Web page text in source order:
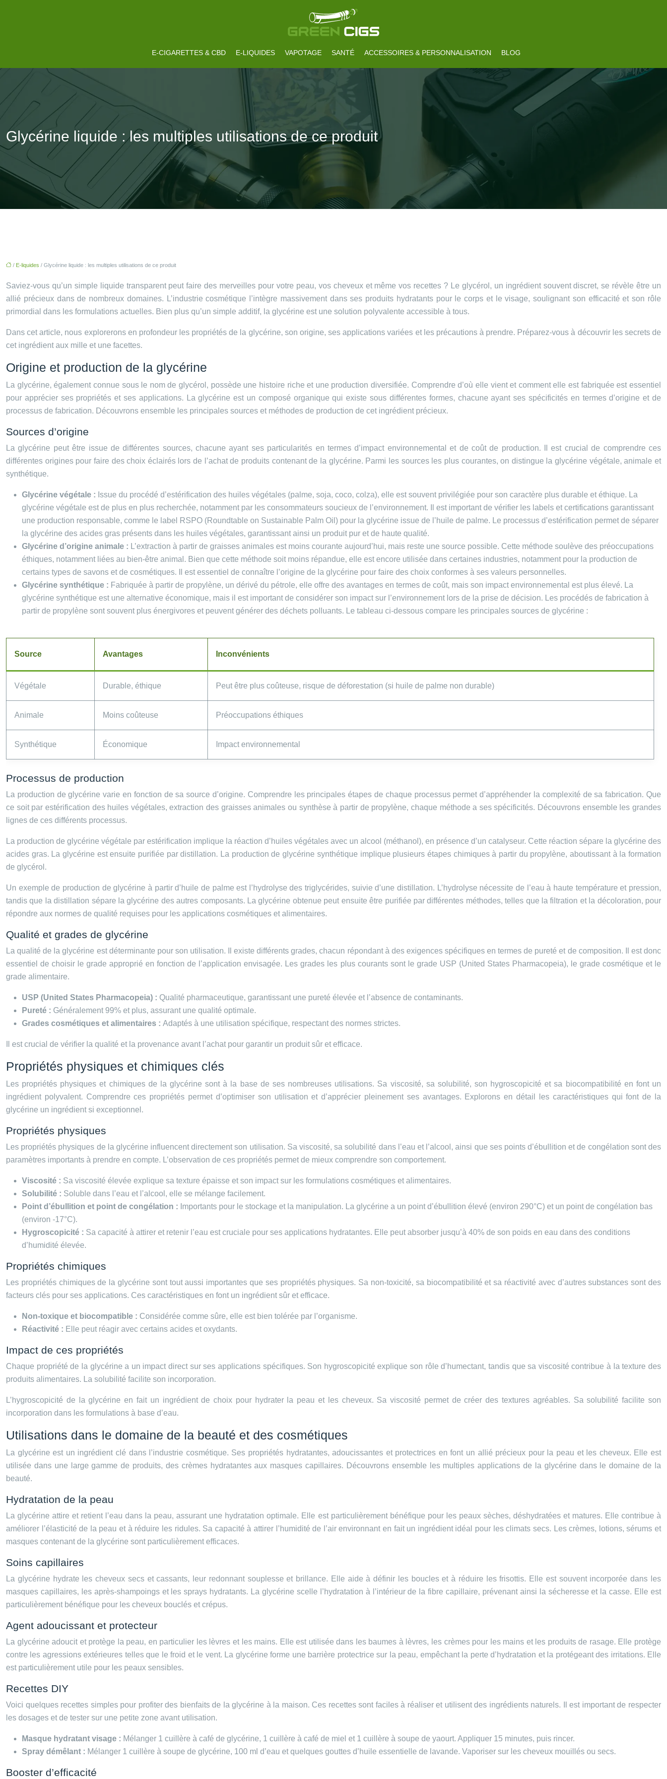
E-CIGARETTES & CBD E-LIQUIDES VAPOTAGE SANTÉ ACCESSOIRES & PERSONNALISATION BLOG
Glycérine liquide : les multiples utilisations de ce produit
/ E-liquides / Glycérine liquide : les multiples utilisations de ce produit
Saviez-vous qu’un simple liquide transparent peut faire des merveilles pour votre peau, vos cheveux et même vos recettes ? Le glycérol, un ingrédient souvent discret, se révèle être un
allié précieux dans de nombreux domaines. L’industrie cosmétique l’intègre massivement dans ses produits hydratants pour le corps et le visage, soulignant son efficacité et son rôle
primordial dans les formulations actuelles. Bien plus qu’un simple additif, la glycérine est une solution polyvalente accessible à tous.
Dans cet article, nous explorerons en profondeur les propriétés de la glycérine, son origine, ses applications variées et les précautions à prendre. Préparez-vous à découvrir les secrets de
cet ingrédient aux mille et une facettes.
Origine et production de la glycérine
La glycérine, également connue sous le nom de glycérol, possède une histoire riche et une production diversifiée. Comprendre d’où elle vient et comment elle est fabriquée est essentiel
pour apprécier ses propriétés et ses applications. La glycérine est un composé organique qui existe sous différentes formes, chacune ayant ses spécificités en termes d’origine et de
processus de fabrication. Découvrons ensemble les principales sources et méthodes de production de cet ingrédient précieux.
Sources d’origine
La glycérine peut être issue de différentes sources, chacune ayant ses particularités en termes d’impact environnemental et de coût de production. Il est crucial de comprendre ces
différentes origines pour faire des choix éclairés lors de l’achat de produits contenant de la glycérine. Parmi les sources les plus courantes, on distingue la glycérine végétale, animale et
synthétique.
Glycérine végétale : Issue du procédé d’estérification des huiles végétales (palme, soja, coco, colza), elle est souvent privilégiée pour son caractère plus durable et éthique. La
glycérine végétale est de plus en plus recherchée, notamment par les consommateurs soucieux de l’environnement. Il est important de vérifier les labels et certifications garantissant
une production responsable, comme le label RSPO (Roundtable on Sustainable Palm Oil) pour la glycérine issue de l’huile de palme. Le processus d’estérification permet de séparer
la glycérine des acides gras présents dans les huiles végétales, garantissant ainsi un produit pur et de haute qualité.
Glycérine d’origine animale : L’extraction à partir de graisses animales est moins courante aujourd’hui, mais reste une source possible. Cette méthode soulève des préoccupations
éthiques, notamment liées au bien-être animal. Bien que cette méthode soit moins répandue, elle est encore utilisée dans certaines industries, notamment pour la production de
certains types de savons et de cosmétiques. Il est essentiel de connaître l’origine de la glycérine pour faire des choix conformes à ses valeurs personnelles.
Glycérine synthétique : Fabriquée à partir de propylène, un dérivé du pétrole, elle offre des avantages en termes de coût, mais son impact environnemental est plus élevé. La
glycérine synthétique est une alternative économique, mais il est important de considérer son impact sur l’environnement lors de la prise de décision. Les procédés de fabrication à
partir de propylène sont souvent plus énergivores et peuvent générer des déchets polluants. Le tableau ci-dessous compare les principales sources de glycérine :
Source Avantages Inconvénients
Végétale Durable, éthique Peut être plus coûteuse, risque de déforestation (si huile de palme non durable)
Animale Moins coûteuse Préoccupations éthiques
Synthétique Économique Impact environnemental
Processus de production
La production de glycérine varie en fonction de sa source d’origine. Comprendre les principales étapes de chaque processus permet d’appréhender la complexité de sa fabrication. Que
ce soit par estérification des huiles végétales, extraction des graisses animales ou synthèse à partir de propylène, chaque méthode a ses spécificités. Découvrons ensemble les grandes
lignes de ces différents processus.
La production de glycérine végétale par estérification implique la réaction d’huiles végétales avec un alcool (méthanol), en présence d’un catalyseur. Cette réaction sépare la glycérine des
acides gras. La glycérine est ensuite purifiée par distillation. La production de glycérine synthétique implique plusieurs étapes chimiques à partir du propylène, aboutissant à la formation
de glycérol.
Un exemple de production de glycérine à partir d’huile de palme est l’hydrolyse des triglycérides, suivie d’une distillation. L’hydrolyse nécessite de l’eau à haute température et pression,
tandis que la distillation sépare la glycérine des autres composants. La glycérine obtenue peut ensuite être purifiée par différentes méthodes, telles que la filtration et la décoloration, pour
répondre aux normes de qualité requises pour les applications cosmétiques et alimentaires.
Qualité et grades de glycérine
La qualité de la glycérine est déterminante pour son utilisation. Il existe différents grades, chacun répondant à des exigences spécifiques en termes de pureté et de composition. Il est donc
essentiel de choisir le grade approprié en fonction de l’application envisagée. Les grades les plus courants sont le grade USP (United States Pharmacopeia), le grade cosmétique et le
grade alimentaire.
USP (United States Pharmacopeia) : Qualité pharmaceutique, garantissant une pureté élevée et l’absence de contaminants.
Pureté : Généralement 99% et plus, assurant une qualité optimale.
Grades cosmétiques et alimentaires : Adaptés à une utilisation spécifique, respectant des normes strictes.
Il est crucial de vérifier la qualité et la provenance avant l’achat pour garantir un produit sûr et efficace.
Propriétés physiques et chimiques clés
Les propriétés physiques et chimiques de la glycérine sont à la base de ses nombreuses utilisations. Sa viscosité, sa solubilité, son hygroscopicité et sa biocompatibilité en font un
ingrédient polyvalent. Comprendre ces propriétés permet d’optimiser son utilisation et d’apprécier pleinement ses avantages. Explorons en détail les caractéristiques qui font de la
glycérine un ingrédient si exceptionnel.
Propriétés physiques
Les propriétés physiques de la glycérine influencent directement son utilisation. Sa viscosité, sa solubilité dans l’eau et l’alcool, ainsi que ses points d’ébullition et de congélation sont des
paramètres importants à prendre en compte. L’observation de ces propriétés permet de mieux comprendre son comportement.
Viscosité : Sa viscosité élevée explique sa texture épaisse et son impact sur les formulations cosmétiques et alimentaires.
Solubilité : Soluble dans l’eau et l’alcool, elle se mélange facilement.
Point d’ébullition et point de congélation : Importants pour le stockage et la manipulation. La glycérine a un point d’ébullition élevé (environ 290°C) et un point de congélation bas
(environ -17°C).
Hygroscopicité : Sa capacité à attirer et retenir l’eau est cruciale pour ses applications hydratantes. Elle peut absorber jusqu’à 40% de son poids en eau dans des conditions
d’humidité élevée.
Propriétés chimiques
Les propriétés chimiques de la glycérine sont tout aussi importantes que ses propriétés physiques. Sa non-toxicité, sa biocompatibilité et sa réactivité avec d’autres substances sont des
facteurs clés pour ses applications. Ces caractéristiques en font un ingrédient sûr et efficace.
Non-toxique et biocompatible : Considérée comme sûre, elle est bien tolérée par l’organisme.
Réactivité : Elle peut réagir avec certains acides et oxydants.
Impact de ces propriétés
Chaque propriété de la glycérine a un impact direct sur ses applications spécifiques. Son hygroscopicité explique son rôle d’humectant, tandis que sa viscosité contribue à la texture des
produits alimentaires. La solubilité facilite son incorporation.
L’hygroscopicité de la glycérine en fait un ingrédient de choix pour hydrater la peau et les cheveux. Sa viscosité permet de créer des textures agréables. Sa solubilité facilite son
incorporation dans les formulations à base d’eau.
Utilisations dans le domaine de la beauté et des cosmétiques
La glycérine est un ingrédient clé dans l’industrie cosmétique. Ses propriétés hydratantes, adoucissantes et protectrices en font un allié précieux pour la peau et les cheveux. Elle est
utilisée dans une large gamme de produits, des crèmes hydratantes aux masques capillaires. Découvrons ensemble les multiples applications de la glycérine dans le domaine de la
beauté.
Hydratation de la peau
La glycérine attire et retient l’eau dans la peau, assurant une hydratation optimale. Elle est particulièrement bénéfique pour les peaux sèches, déshydratées et matures. Elle contribue à
améliorer l’élasticité de la peau et à réduire les ridules. Sa capacité à attirer l’humidité de l’air environnant en fait un ingrédient idéal pour les climats secs. Les crèmes, lotions, sérums et
masques contenant de la glycérine sont particulièrement efficaces.
Soins capillaires
La glycérine hydrate les cheveux secs et cassants, leur redonnant souplesse et brillance. Elle aide à définir les boucles et à réduire les frisottis. Elle est souvent incorporée dans les
masques capillaires, les après-shampoings et les sprays hydratants. La glycérine scelle l’hydratation à l’intérieur de la fibre capillaire, prévenant ainsi la sécheresse et la casse. Elle est
particulièrement bénéfique pour les cheveux bouclés et crépus.
Agent adoucissant et protecteur
La glycérine adoucit et protège la peau, en particulier les lèvres et les mains. Elle est utilisée dans les baumes à lèvres, les crèmes pour les mains et les produits de rasage. Elle protège
contre les agressions extérieures telles que le froid et le vent. La glycérine forme une barrière protectrice sur la peau, empêchant la perte d’hydratation et la protégeant des irritations. Elle
est particulièrement utile pour les peaux sensibles.
Recettes DIY
Voici quelques recettes simples pour profiter des bienfaits de la glycérine à la maison. Ces recettes sont faciles à réaliser et utilisent des ingrédients naturels. Il est important de respecter
les dosages et de tester sur une petite zone avant utilisation.
Masque hydratant visage : Mélanger 1 cuillère à café de glycérine, 1 cuillère à café de miel et 1 cuillère à soupe de yaourt. Appliquer 15 minutes, puis rincer.
Spray démêlant : Mélanger 1 cuillère à soupe de glycérine, 100 ml d’eau et quelques gouttes d’huile essentielle de lavande. Vaporiser sur les cheveux mouillés ou secs.
Booster d’efficacité